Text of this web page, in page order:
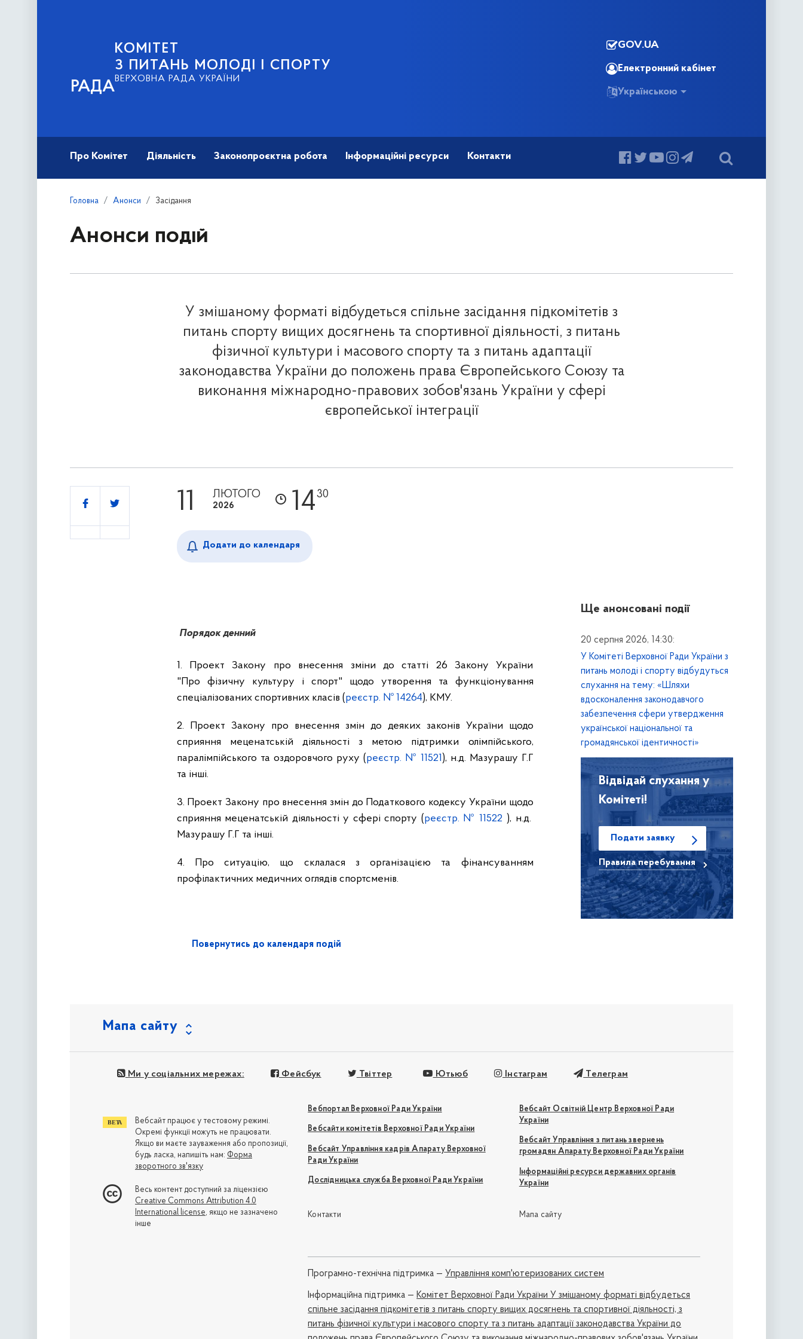
РАДА
КОМІТЕТ
З ПИТАНЬ МОЛОДІ І СПОРТУ
ВЕРХОВНА РАДА УКРАЇНИ
GOV.UA
Електронний кабінет
Українською
Про Комітет Діяльність Законопроєктна робота Інформаційні ресурси Контакти
Головна Анонси Засідання
Анонси подій
У змішаному форматі відбудеться спільне засідання підкомітетів з
питань спорту вищих досягнень та спортивної діяльності, з питань
фізичної культури і масового спорту та з питань адаптації
законодавства України до положень права Європейського Союзу та
виконання міжнародно-правових зобов'язань України у сфері
європейської інтеграції
11 ЛЮТОГО
2026 1430
Додати до календаря
Порядок денний
1. Проект Закону про внесення зміни до статті 26 Закону України
"Про фізичну культуру і спорт" щодо утворення та функціонування
спеціалізованих спортивних класів (реєстр. № 14264), КМУ.
2.
Проект Закону про внесення змін до деяких законів України щодо
сприяння меценатській діяльності з метою підтримки олімпійського,
паралімпійського та оздоровчого руху (реєстр. № 11521 ), н.д. Мазурашу Г.Г
та інші.
3. Проект Закону про внесення змін до Податкового кодексу України щодо
сприяння меценатській діяльності у сфері спорту (реєстр. № 11522 ), н.д.
Мазурашу Г.Г та інші.
4.
Про ситуацію, що склалася з організацією та фінансуванням
профілактичних медичних оглядів спортсменів.
Поділитись
Повернутись до календаря подій
Ще анонсовані події
20 серпня 2026, 14:30:
У Комітеті Верховної Ради України з
питань молоді і спорту відбудуться
слухання на тему: «Шляхи
вдосконалення законодавчого
забезпечення сфери утвердження
української національної та
громадянської ідентичності»
Відвідай слухання у
Комітеті!
Подати заявку
Правилаперебування
Мапа сайту
Ми у соціальних мережах: Фейсбук Твіттер Ютьюб Інстаграм Телеграм
Вебпортал Верховної Ради України
Вебсайти комітетів Верховної Ради України
Вебсайт Управління кадрів Апарату Верховної
Ради України
Дослідницька служба Верховної Ради України
Вебсайт Освітній Центр Верховної Ради
України
Вебсайт Управління з питань звернень
громадян Апарату Верховної Ради України
Інформаційні ресурси державних органів
України
Контакти Мапа сайту
Програмно-технічна підтримка — Управління комп'ютеризованих систем
Iнформаційна підтримка —Комітет Верховної Ради України У змішаному форматі відбудеться
спільне засідання підкомітетів з питань спорту вищих досягнень та спортивної діяльності, з
питань фізичної культури і масового спорту та з питань адаптації законодавства України до
Вебсайт працює у тестовому режимі.
Окремі функції можуть не працювати.
Якщо ви маєте зауваження або пропозиції,
будь ласка, напишіть нам: Форма
зворотного зв'язку
Весь контент доступний за ліцензією
Creative Commons Attribution 4.0
International license, якщо не зазначено
інше